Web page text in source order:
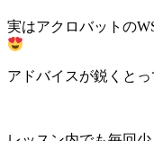
実はアクロバットの
アドバイスが鋭くと